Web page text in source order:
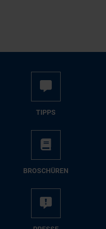
TIPPS
BRO­SCHÜ­REN